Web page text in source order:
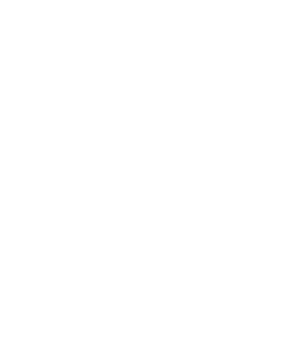
عاجل ..
الرئيس
عاجل.....السيد
نيوز ماكس ون :
المؤتمر التوجه غداً
العامة اجتمعت